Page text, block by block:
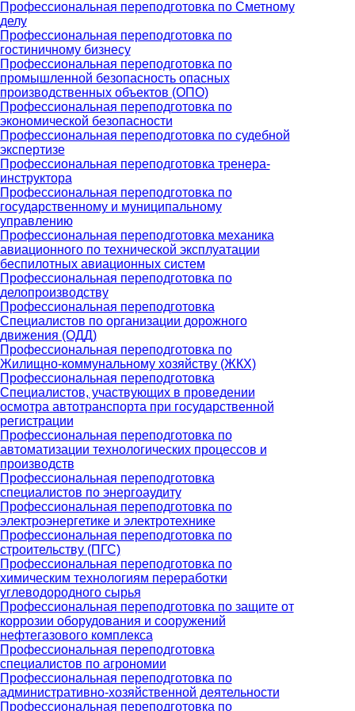
Профессиональная переподготовка по Сметному
делу
Профессиональная переподготовка по
гостиничному бизнесу
Профессиональная переподготовка по
промышленной безопасность опасных
производственных объектов (ОПО)
Профессиональная переподготовка по
экономической безопасности
Профессиональная переподготовка по судебной
экспертизе
Профессиональная переподготовка тренера-
инструктора
Профессиональная переподготовка по
государственному и муниципальному
управлению
Профессиональная переподготовка механика
авиационного по технической эксплуатации
беспилотных авиационных систем
Профессиональная переподготовка по
делопроизводству
Профессиональная переподготовка
Специалистов по организации дорожного
движения (ОДД)
Профессиональная переподготовка по
Жилищно-коммунальному хозяйству (ЖКХ)
Профессиональная переподготовка
Специалистов, участвующих в проведении
осмотра автотранспорта при государственной
регистрации
Профессиональная переподготовка по
автоматизации технологических процессов и
производств
Профессиональная переподготовка
специалистов по энергоаудиту
Профессиональная переподготовка по
электроэнергетике и электротехнике
Профессиональная переподготовка по
строительству (ПГС)
Профессиональная переподготовка по
химическим технологиям переработки
углеводородного сырья
Профессиональная переподготовка по защите от
коррозии оборудования и сооружений
нефтегазового комплекса
Профессиональная переподготовка
специалистов по агрономии
Профессиональная переподготовка по
административно-хозяйственной деятельности
Профессиональная переподготовка по